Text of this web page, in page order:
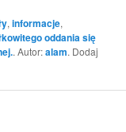
,informacje,
oddania się
. Autor:alam. Dodaj